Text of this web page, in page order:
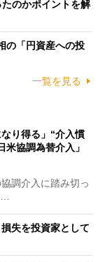
のかポイントを解
の「円資産への投
一覧を見る
り得る」“介入慣
協調為替介入」
調介入に踏み切っ
失を投資家として